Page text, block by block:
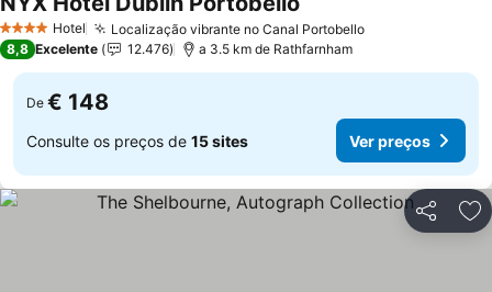
4 EstrelasHotel Localização vibrante no Canal PortobelloVer preços
8,8 Excelente 12.476 a 3.5 km de Rathfarnham
De € 148
Consulte os preços de 15 sites Ver preços
Partilhar